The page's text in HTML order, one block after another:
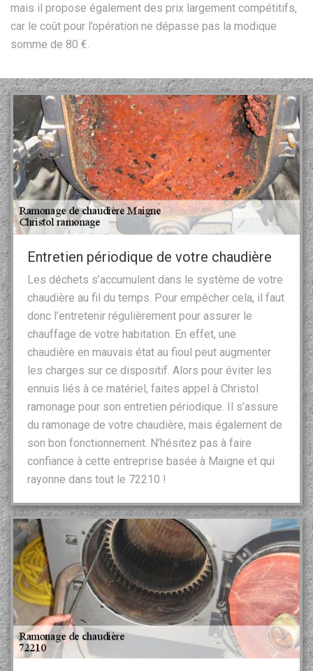
mais il propose également des prix largement compétitifs,
car le coût pour l’opération ne dépasse pas la modique
somme de 80 €.
Entretien périodique de votre chaudière
Les déchets s’accumulent dans le système de votre
chaudière au fil du temps. Pour empêcher cela, il faut
donc l’entretenir régulièrement pour assurer le
chauffage de votre habitation. En effet, une
chaudière en mauvais état au fioul peut augmenter
les charges sur ce dispositif. Alors pour éviter les
ennuis liés à ce matériel, faites appel à Christol
ramonage pour son entretien périodique. Il s’assure
du ramonage de votre chaudière, mais également de
son bon fonctionnement. N’hésitez pas à faire
confiance à cette entreprise basée à Maigne et qui
rayonne dans tout le 72210 !